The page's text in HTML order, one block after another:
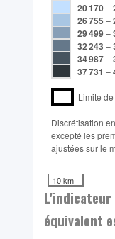
20 170–
26 755 –
29 499–
32 243 –
34 987–
37 731 –
Limite
Discrétisation
excepté les
ajustées sur le
10 km
équivalent